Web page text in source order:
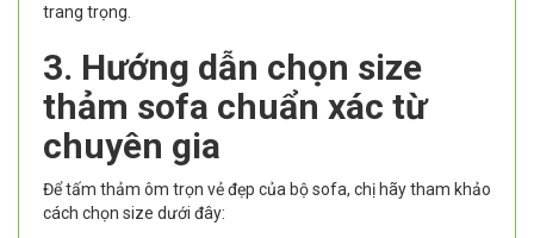
trang trọng.
3. Hướng dẫn chọn size
thảm sofa chuẩn xác từ
chuyên gia
Để tấm thảm ôm trọn vẻ đẹp của bộ sofa, chị hãy tham khảo
cách chọn size dưới đây: